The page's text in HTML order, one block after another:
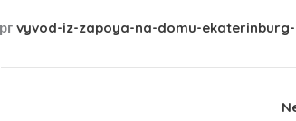
vyvod-iz-zapoya-na-domu-